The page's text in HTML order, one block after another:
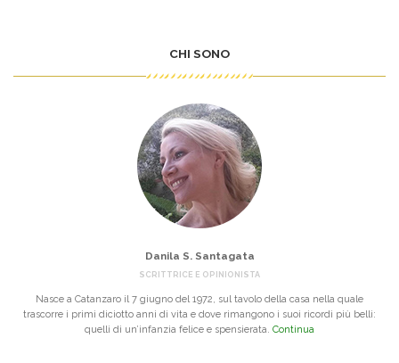
CHI SONO
Danila S. Santagata
SCRITTRICE E OPINIONISTA
Nasce a Catanzaro il 7 giugno del 1972, sul tavolo della casa nella quale
trascorre i primi diciotto anni di vita e dove rimangono i suoi ricordi più belli:
quelli di un’infanzia felice e spensierata. Continua